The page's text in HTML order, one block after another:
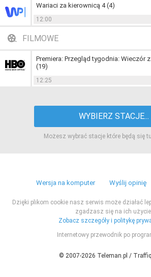
Wariaci za kierownicą 4 (4)
12:00
FILMOWE
Premiera: Przegląd tygodnia: Wieczór
(19)
12:25
WYBIERZ STACJE...
Możesz wybrać stacje które będą się
Wersja na komputer Wyślij opinię
Dzięki plikom cookie nasz serwis może działać
zgadzasz się na ich
Zobacz szczegóły i politykę
Internetowy przewodnik po
© 2007-2026 Teleman.pl /